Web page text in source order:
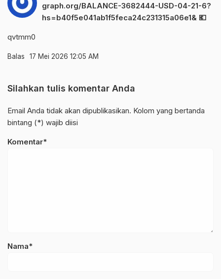
graph.org/BALANCE-3682444-USD-04-21-6?
hs=b40f5e041ab1f5feca24c231315a06e1& 💶
qvtmm0
Balas 17 Mei 2026 12:05 AM
Silahkan tulis komentar Anda
Email Anda tidak akan dipublikasikan. Kolom yang bertanda
bintang (*) wajib diisi
Komentar*
Nama*